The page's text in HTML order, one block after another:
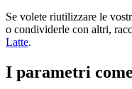
Se volete riutilizzare le
o condividerle con altri,
Latte.
I parametri